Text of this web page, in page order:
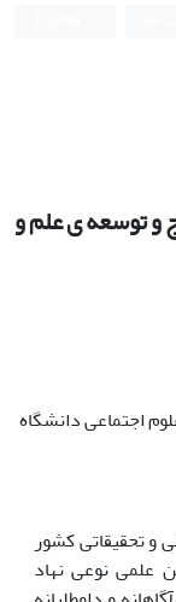
و توسعه ی علم و
اجتماعی دانشگاه
و تحقیقاتی کشور
علمی نوعی نهاد